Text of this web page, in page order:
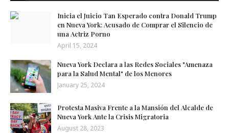
Inicia el Juicio Tan Esperado contra Donald Trump
en Nueva York: Acusado de Comprar el Silencio de
una Actriz Porno
April 15, 2024
Nueva York Declara a las Redes Sociales "Amenaza
para la Salud Mental" de los Menores
January 25, 2024
Protesta Masiva Frente a la Mansión del Alcalde de
Nueva York Ante la Crisis Migratoria
August 28, 2023